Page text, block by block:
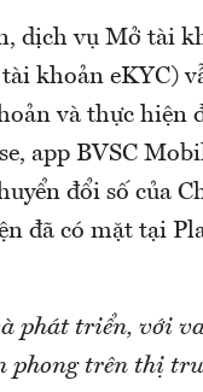
dịch vụ Mở tài
khoản eKYC)
và thực hiện
app BVSC
đổi số của
đã có mặt tại
phát triển, với
trên thị